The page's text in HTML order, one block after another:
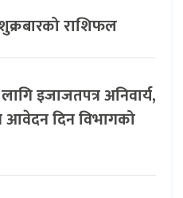
राशिफल
इजाजतपत्र अनिवार्य,
आवेदन दिन विभागको